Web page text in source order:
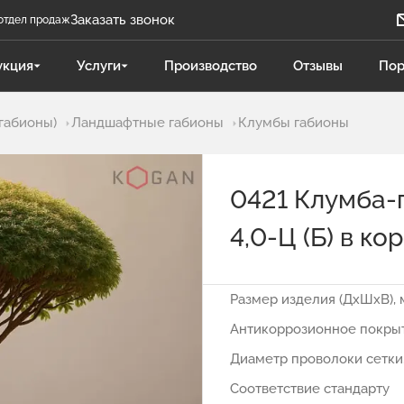
продажЗаказать звонок
Задать вопрос
Даниленко Иван
Поликарпова Светлана
ЧД
Отдел продаж Гидравлика
Услуги Производство Отзывы
Ландшафтные габионы Клумбы габионы
0421
4,0-Ц (Б) в
Размер изделия (ДхШхВ),
Антикоррозионное
Диаметр проволоки
Соответствие стандарту